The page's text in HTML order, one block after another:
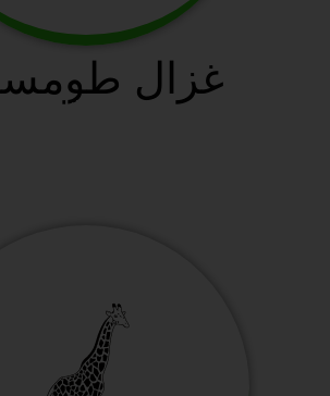
غزال
سافانا